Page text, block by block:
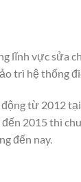
lĩnh vực sửa
trì hệ thống
từ 2012
2015 thì
đến nay.